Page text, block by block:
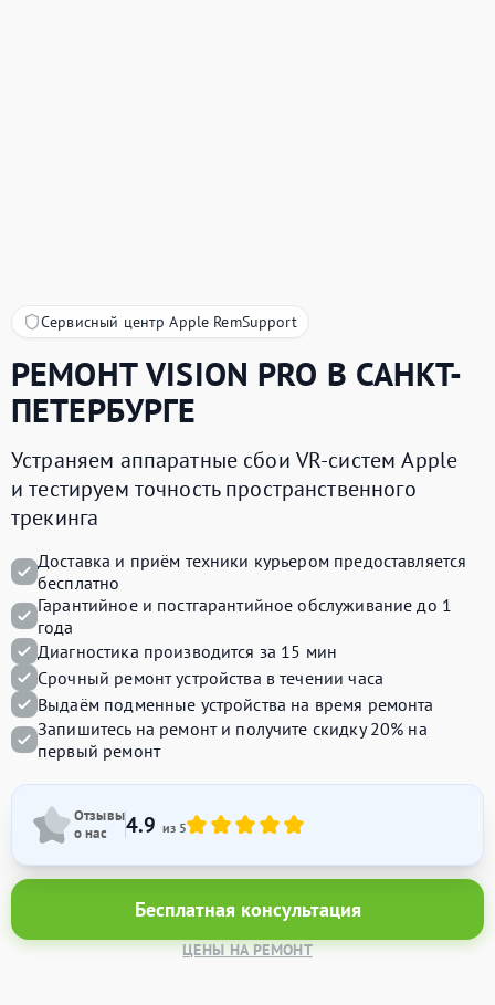
Сервисный центр Apple RemSupport
РЕМОНТVISION PRO В САНКТ-
ПЕТЕРБУРГЕ
Устраняем аппаратные сбои VR-систем Apple
и тестируем точность пространственного
трекинга
Доставка и приём техники курьером предоставляется
бесплатно
Гарантийное и постгарантийное обслуживание до 1
года
Диагностика производится за 15 мин
Срочный ремонт устройства в течении часа
Выдаём подменные устройства на время ремонта
Запишитесь на ремонт и получите скидку 20% на
первый ремонт
Отзывы
о нас
4.9 из 5
Бесплатная консультация
ЦЕНЫ НА РЕМОНТ